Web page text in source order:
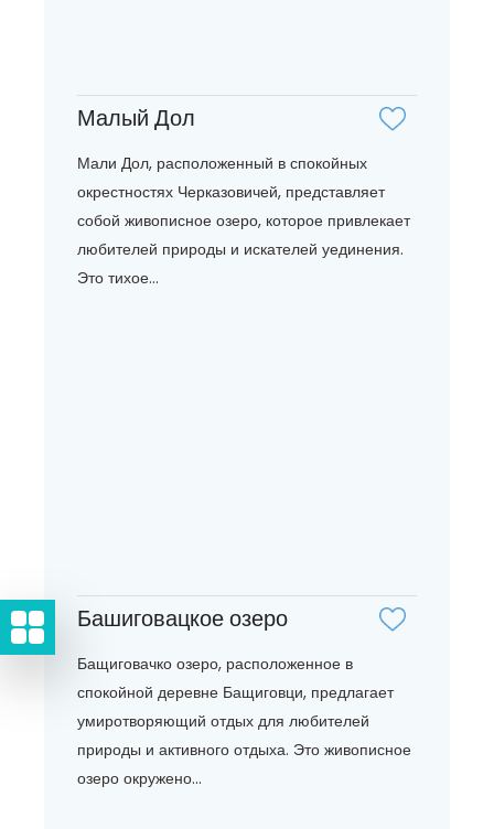
Малый Дол
Мали Дол, расположенный в спокойных
окрестностях Черказовичей, представляет
собой живописное озеро, которое привлекает
любителей природы и искателей уединения.
Это тихое...
Башиговацкое озеро
Бащиговачко озеро, расположенное в
спокойной деревне Бащиговци, предлагает
умиротворяющий отдых для любителей
природы и активного отдыха. Это живописное
озеро окружено...